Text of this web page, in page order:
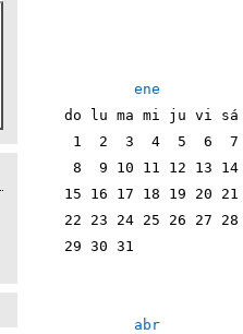
ene
do lu ma mi ju vi
1  2  3  4  5  6
8  9 10 11 12 13
15 16 17 18 19 20
22 23 24 25 26 27
29 30 31
abr